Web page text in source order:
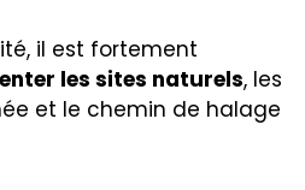
il est fortement
les sites naturels, les
et le chemin de halage